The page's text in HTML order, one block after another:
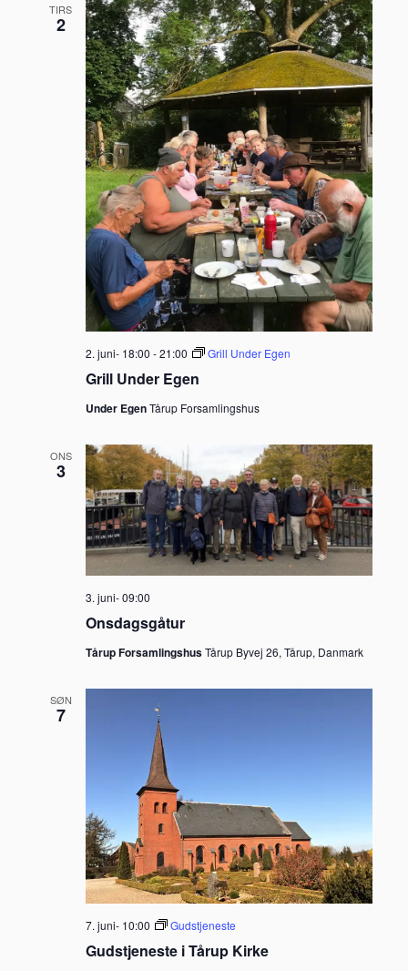
TIRS
2
Grill Under Egen
2. juni- 18:00 -21:00 Grill Under Egen
Under EgenTårup Forsamlingshus
ONS
3
Onsdagsgåtur
3. juni- 09:00
Tårup ForsamlingshusTårup Byvej 26, Tårup, Danmark
SØN
7
Gudstjeneste i Tårup Kirke
7. juni- 10:00 Gudstjeneste